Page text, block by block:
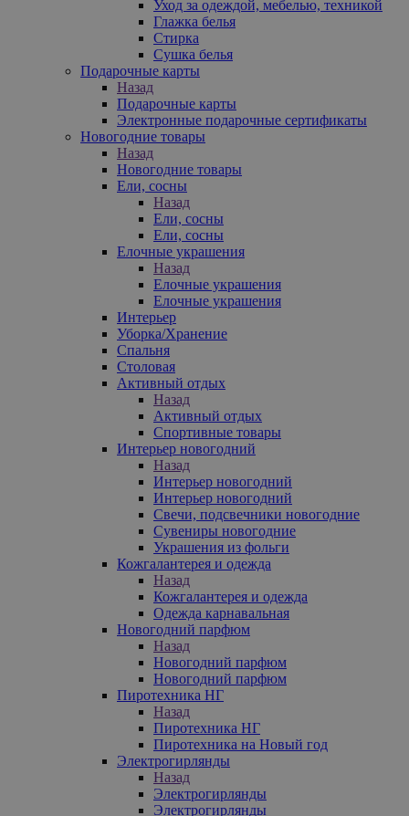
Уход за одеждой, мебелью, техникой
Глажка белья
Стирка
Сушка белья
Подарочные карты
Назад
Подарочные карты
Электронные подарочные сертификаты
Новогодние товары
Назад
Новогодние товары
Ели, сосны
Назад
Ели, сосны
Ели, сосны
Елочные украшения
Назад
Елочные украшения
Елочные украшения
Интерьер
Уборка/Хранение
Спальня
Столовая
Активный отдых
Назад
Активный отдых
Спортивные товары
Интерьер новогодний
Назад
Интерьер новогодний
Интерьер новогодний
Свечи, подсвечники новогодние
Сувениры новогодние
Украшения из фольги
Кожгалантерея и одежда
Назад
Кожгалантерея и одежда
Одежда карнавальная
Новогодний парфюм
Назад
Новогодний парфюм
Новогодний парфюм
Пиротехника НГ
Назад
Пиротехника НГ
Пиротехника на Новый год
Электрогирлянды
Назад
Электрогирлянды
Электрогирлянды